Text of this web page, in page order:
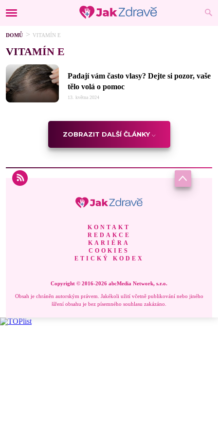
DOMŮ VITAMÍN E
VITAMÍN E
Padají vám často vlasy? Dejte si pozor, vaše
tělo volá o pomoc
13. května 2024
ZOBRAZIT DALŠÍ ČLÁNKY
KONTAKT
REDAKCE
KARIÉRA
COOKIES
ETICKÝ KODEX
Copyright © 2016-2026 abcMedia Network, s.r.o.
Obsah je chráněn autorským právem. Jakékoli užití včetně publikování nebo jiného
šíření obsahu je bez písemného souhlasu zakázáno.